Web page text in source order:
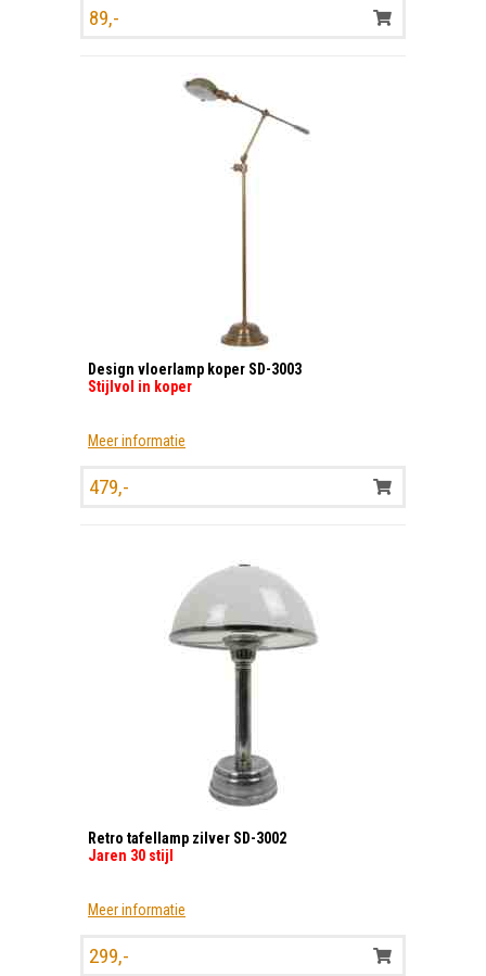
89,-
Design vloerlamp koper SD-3003
Stijlvol in koper
Meer informatie
479,-
Retro tafellamp zilver SD-3002
Jaren 30 stijl
Meer informatie
299,-